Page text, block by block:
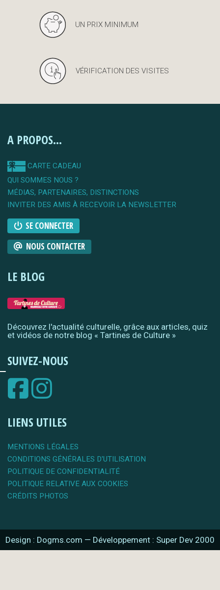
UN PRIX MINIMUM
VÉRIFICATION DES VISITES
A PROPOS...
CARTE CADEAU
QUI SOMMES NOUS ?
MÉDIAS, PARTENAIRES, DISTINCTIONS
INVITER DES AMIS À RECEVOIR LA NEWSLETTER
SE CONNECTER
NOUS CONTACTER
LE BLOG
Découvrez l'actualité culturelle, grâce aux articles, quiz
et vidéos de notre blog « Tartines de Culture »
SUIVEZ-NOUS
LIENS UTILES
MENTIONS LÉGALES
CONDITIONS GÉNÉRALES D'UTILISATION
POLITIQUE DE CONFIDENTIALITÉ
POLITIQUE RELATIVE AUX COOKIES
CRÉDITS PHOTOS
Design : Dogms.com — Développement : Super Dev 2000